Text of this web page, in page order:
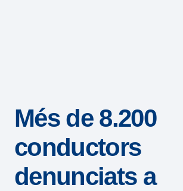
sistema
accesibilidad.
Més de 8.200
conductors
denunciats a